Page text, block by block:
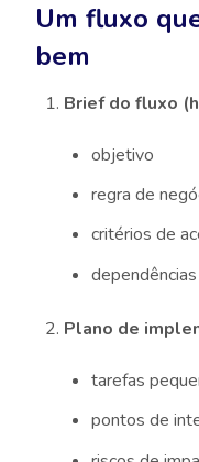
Um fluxo
bem
Brief do fluxo
objetivo
regra de
critérios de
Plano de
tarefas
pontos de